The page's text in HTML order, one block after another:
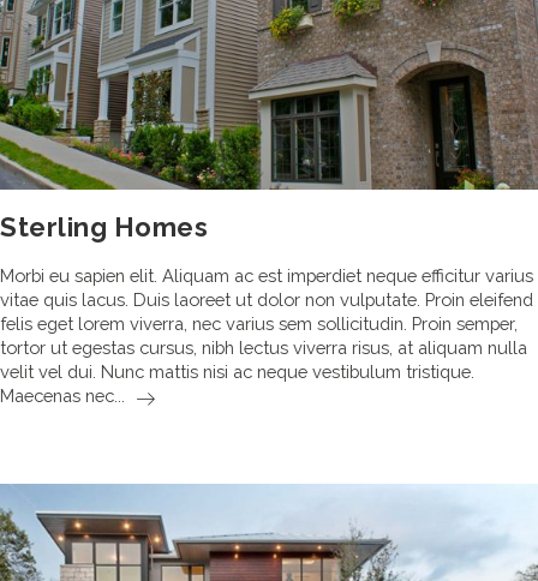
Sterling Homes
Morbi eu sapien elit. Aliquam ac est imperdiet neque efficitur varius
vitae quis lacus. Duis laoreet ut dolor non vulputate. Proin eleifend
felis eget lorem viverra, nec varius sem sollicitudin. Proin semper,
tortor ut egestas cursus, nibh lectus viverra risus, at aliquam nulla
velit vel dui. Nunc mattis nisi ac neque vestibulum tristique.
Maecenas nec...
Sterling